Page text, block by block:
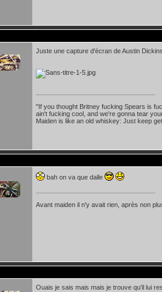
Juste une capture d'écran de Austin
"If you thought Britney fucking Spears is
ain't fucking cool, and we're gonna tear
Maiden is like an old whiskey: Just keep
bah on va que dalle
Avant maiden il n'y avait rien, après non
Ouais je sais mais mais je trouve qu'il lui